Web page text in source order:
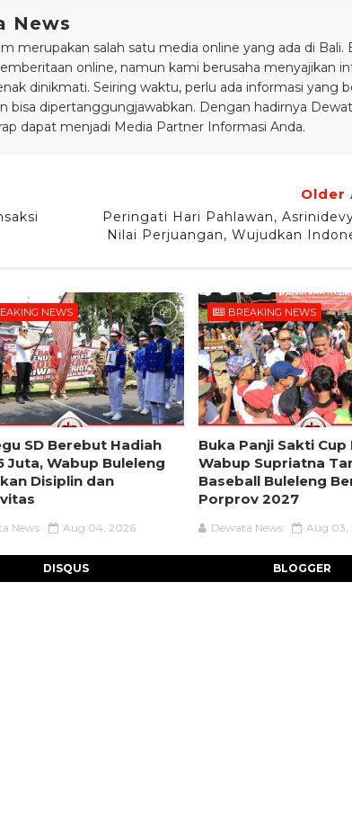
News
merupakan salah satu media online yang ada di Bali.
online, namun kami berusaha menyajikan
dinikmati. Seiring waktu, perlu ada informasi yang
bisa dipertanggungjawabkan. Dengan hadirnya
dapat menjadi Media Partner Informasi Anda.
Older
Peringati Hari Pahlawan,
Nilai Perjuangan, Wujudkan
NEWS
SD Berebut Hadiah
Juta, Wabup Buleleng
Disiplin dan
News Aug 04, 2026
BREAKING NEWS
Buka Panji Sakti Cup
Wabup Supriatna
Baseball Buleleng
Porprov 2027
Dewata News Aug 03,
DISQUS BLOGGER